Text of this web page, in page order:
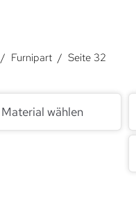
/ Furnipart / Seite 32
Material wählen